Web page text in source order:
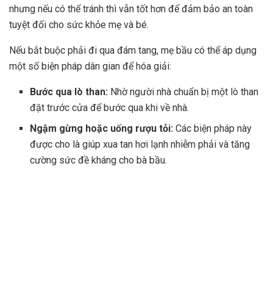
nhưng nếu có thể tránh thì vẫn tốt hơn để đảm bảo an toàn
tuyệt đối cho sức khỏe mẹ và bé.
Nếu bắt buộc phải đi qua đám tang, mẹ bầu có thể áp dụng
một số biện pháp dân gian để hóa giải:
Bước qua lò than: Nhờ người nhà chuẩn bị một lò than
đặt trước cửa để bước qua khi về nhà.
Ngậm gừng hoặc uống rượu tỏi: Các biện pháp này
được cho là giúp xua tan hơi lạnh nhiễm phải và tăng
cường sức đề kháng cho bà bầu.